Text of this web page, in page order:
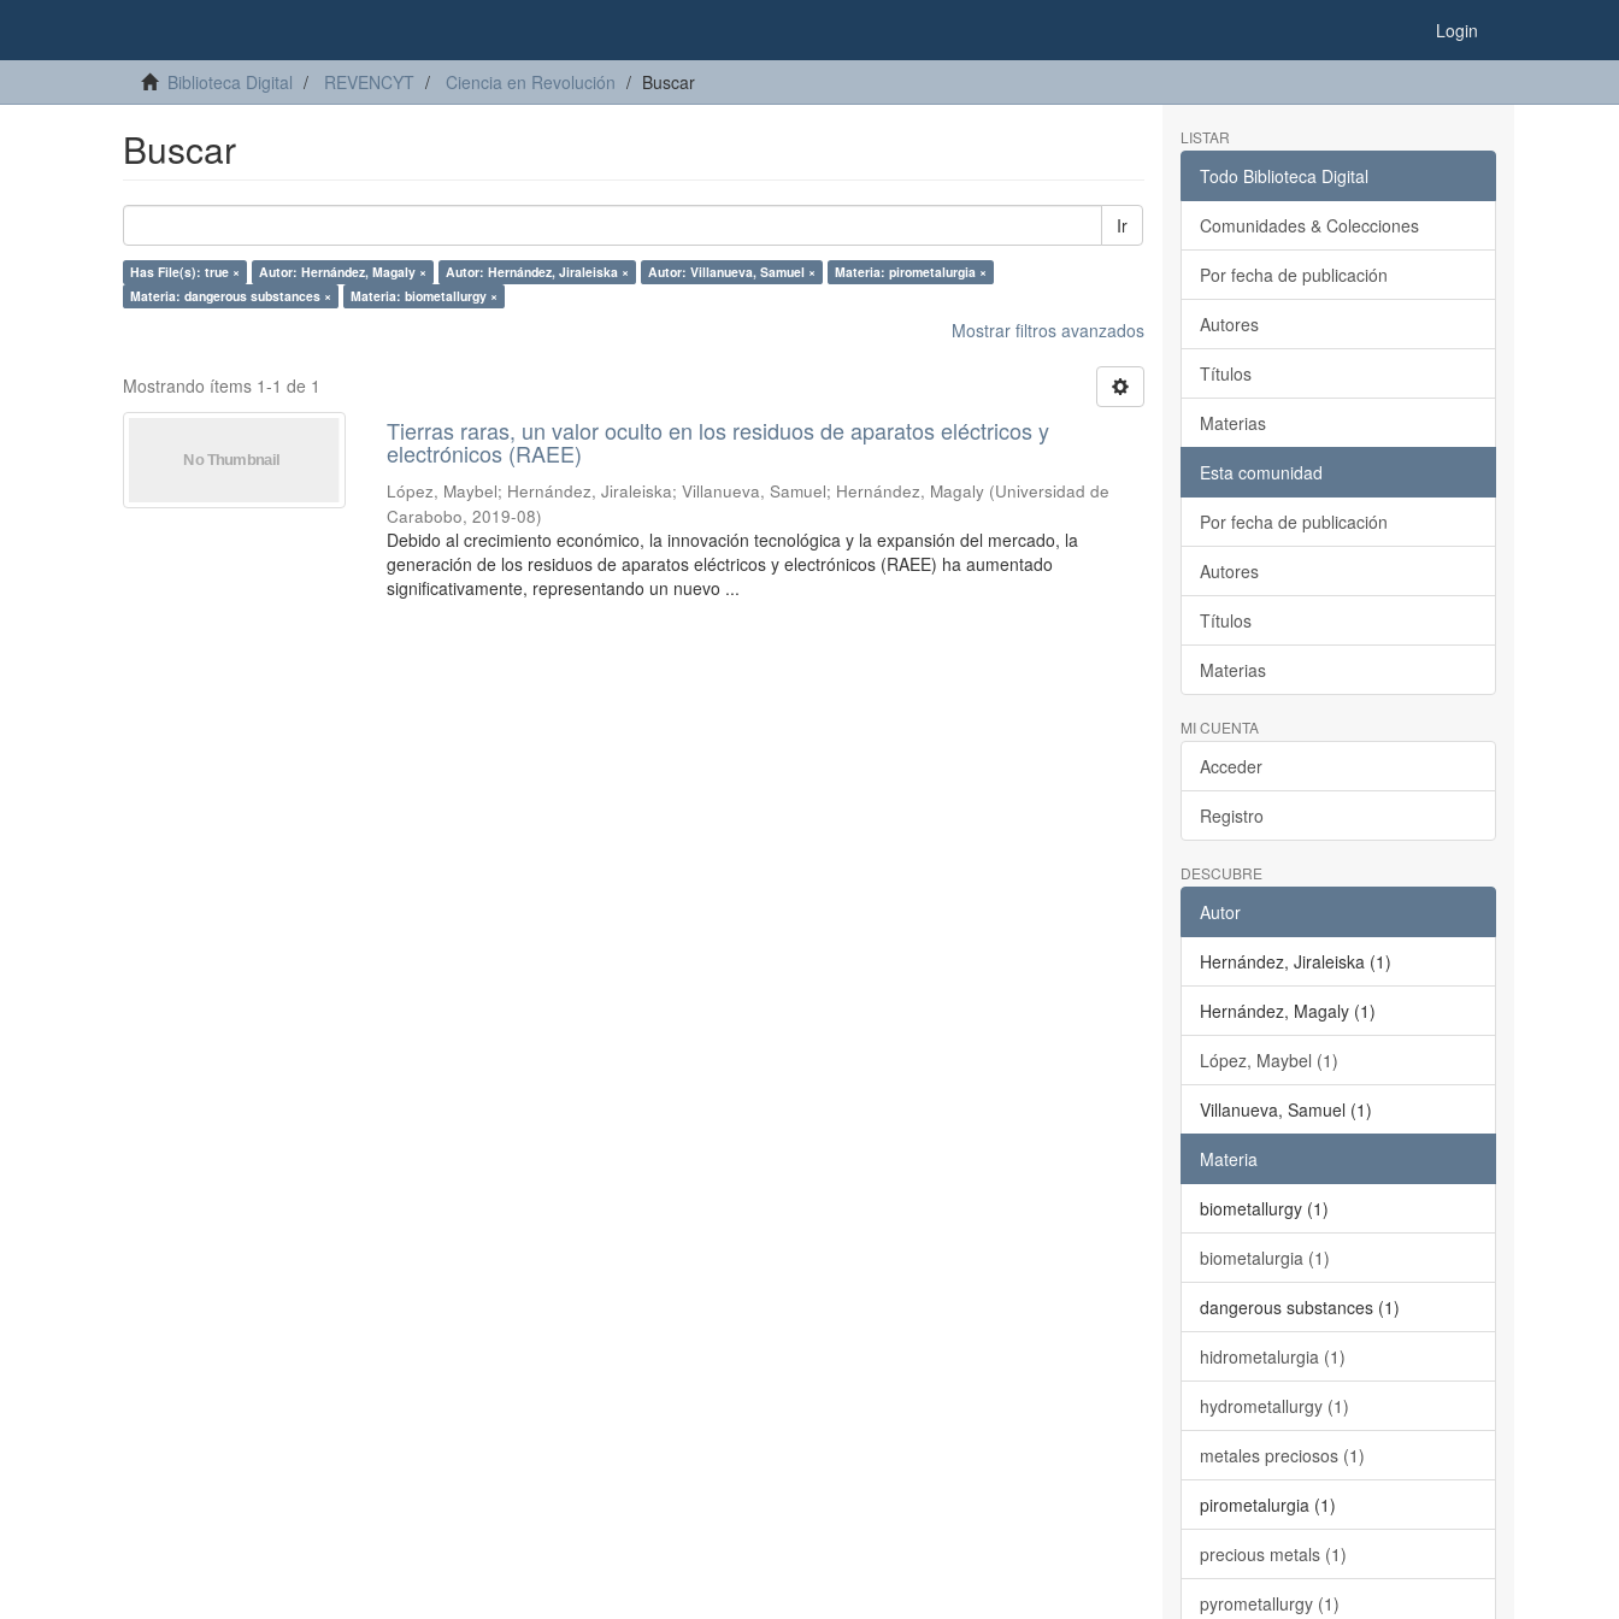
Login
Biblioteca Digital REVENCYT Ciencia en Revolución Buscar
Buscar
Ir
Has File(s): true × Autor: Hernández, Magaly × Autor: Hernández, Jiraleiska × Autor: Villanueva, Samuel ×
Materia: pirometalurgia ×
Materia: dangerous substances ×
Materia: biometallurgy ×
Mostrar filtros avanzados
Mostrando ítems 1-1 de 1
Tierras raras, un valor oculto en los residuos de aparatos eléctricos y
electrónicos (RAEE)
López, Maybel; Hernández, Jiraleiska;Villanueva, Samuel; Hernández, Magaly (Universidad de
Carabobo,2019-08)
Debido al crecimiento económico, la innovación tecnológica y la expansión del mercado, la
generación de los residuos de aparatos eléctricos y electrónicos (RAEE) ha aumentado
significativamente, representando un nuevo ...
LISTAR
Todo Biblioteca Digital
Comunidades & Colecciones
Por fecha de publicación
Autores
Títulos
Materias
Esta comunidad
Por fecha de publicación
Autores
Títulos
Materias
MI CUENTA
Acceder
Registro
DESCUBRE
Autor
Hernández, Jiraleiska (1)
Hernández, Magaly (1)
López, Maybel (1)
Villanueva, Samuel (1)
Materia
biometallurgy (1)
biometalurgia (1)
dangerous substances (1)
hidrometalurgia (1)
hydrometallurgy (1)
metales preciosos (1)
pirometalurgia (1)
precious metals (1)
pyrometallurgy (1)